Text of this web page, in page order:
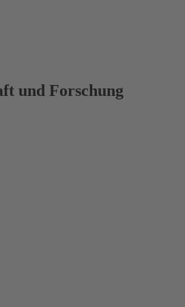
und Forschung